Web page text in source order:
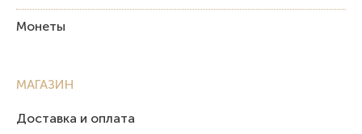
Монеты
МАГАЗИН
Доставка и оплата